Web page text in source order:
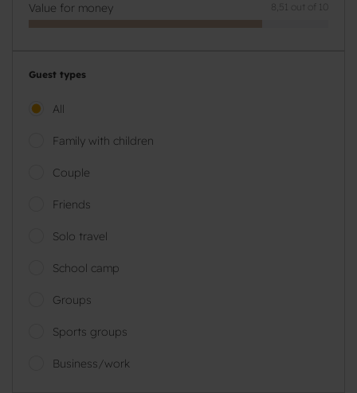
Value for money 8,51 out of 10
Guest types
All
Family with children
Couple
Friends
Solo travel
School camp
Groups
Sports groups
Business/work